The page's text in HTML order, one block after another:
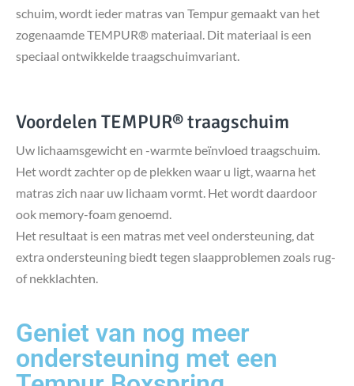
schuim, wordt ieder matras van Tempur gemaakt van het
zogenaamde TEMPUR® materiaal. Dit materiaal is een
speciaal ontwikkelde traagschuimvariant.
Voordelen TEMPUR® traagschuim
Uw lichaamsgewicht en -warmte beïnvloed traagschuim.
Het wordt zachter op de plekken waar u ligt, waarna het
matras zich naar uw lichaam vormt. Het wordt daardoor
ook memory-foam genoemd.
Het resultaat is een matras met veel ondersteuning, dat
extra ondersteuning biedt tegen slaapproblemen zoals rug-
of nekklachten.
Geniet van nog meer
ondersteuning met een